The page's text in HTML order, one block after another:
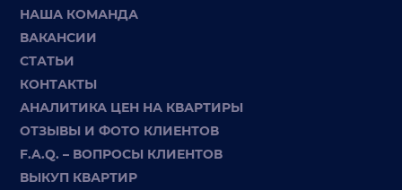
НАША КОМАНДА
ВАКАНСИИ
СТАТЬИ
КОНТАКТЫ
АНАЛИТИКА ЦЕН НА КВАРТИРЫ
ОТЗЫВЫ И ФОТО КЛИЕНТОВ
F.A.Q. – ВОПРОСЫ КЛИЕНТОВ
ВЫКУП КВАРТИР